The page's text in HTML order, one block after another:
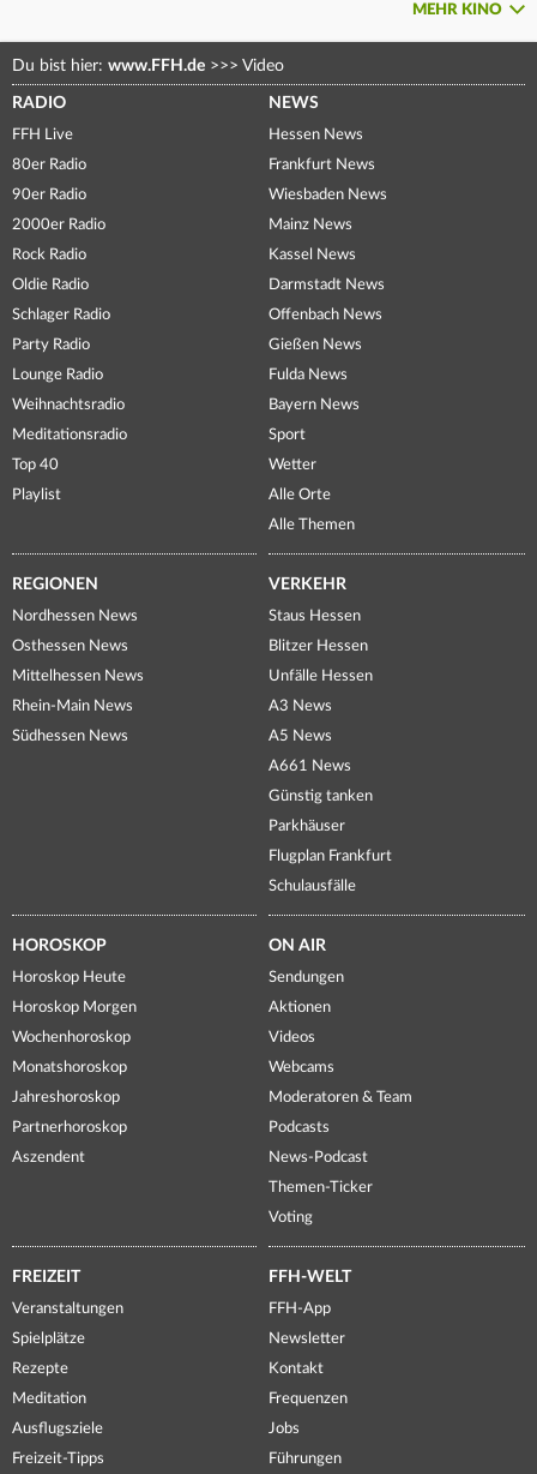
MEHR KINO
Du bist hier: www.FFH.de >>> Video
RADIO
FFH Live
80er Radio
90er Radio
2000er Radio
Rock Radio
Oldie Radio
Schlager Radio
Party Radio
Lounge Radio
Weihnachtsradio
Meditationsradio
Top 40
Playlist
NEWS
Hessen News
Frankfurt News
Wiesbaden News
Mainz News
Kassel News
Darmstadt News
Offenbach News
Gießen News
Fulda News
Bayern News
Sport
Wetter
Alle Orte
Alle Themen
REGIONEN
Nordhessen News
Osthessen News
Mittelhessen News
Rhein-Main News
Südhessen News
VERKEHR
Staus Hessen
Blitzer Hessen
Unfälle Hessen
A3 News
A5 News
A661 News
Günstig tanken
Parkhäuser
Flugplan Frankfurt
Schulausfälle
HOROSKOP
Horoskop Heute
Horoskop Morgen
Wochenhoroskop
Monatshoroskop
Jahreshoroskop
Partnerhoroskop
Aszendent
ON AIR
Sendungen
Aktionen
Videos
Webcams
Moderatoren & Team
Podcasts
News-Podcast
Themen-Ticker
Voting
FREIZEIT
Veranstaltungen
Spielplätze
Rezepte
Meditation
Ausflugsziele
Freizeit-Tipps
FFH-WELT
FFH-App
Newsletter
Kontakt
Frequenzen
Jobs
Führungen